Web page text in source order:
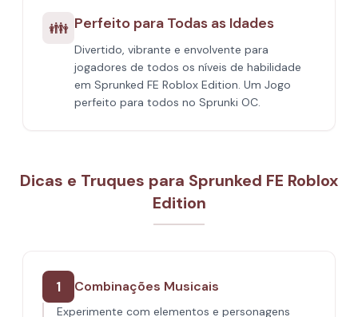
👪 Perfeito para Todas as Idades
Divertido, vibrante e envolvente para
jogadores de todos os níveis de habilidade
em Sprunked FE Roblox Edition. Um Jogo
perfeito para todos no Sprunki OC.
Dicas e Truques para Sprunked FE Roblox
Edition
1 Combinações Musicais
Experimente com elementos e personagens